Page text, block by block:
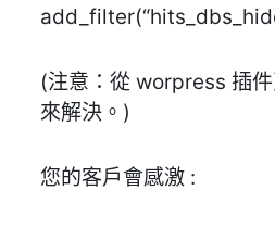
(注意：從 worpress 插件
來解決。)
您的客戶會感激 :